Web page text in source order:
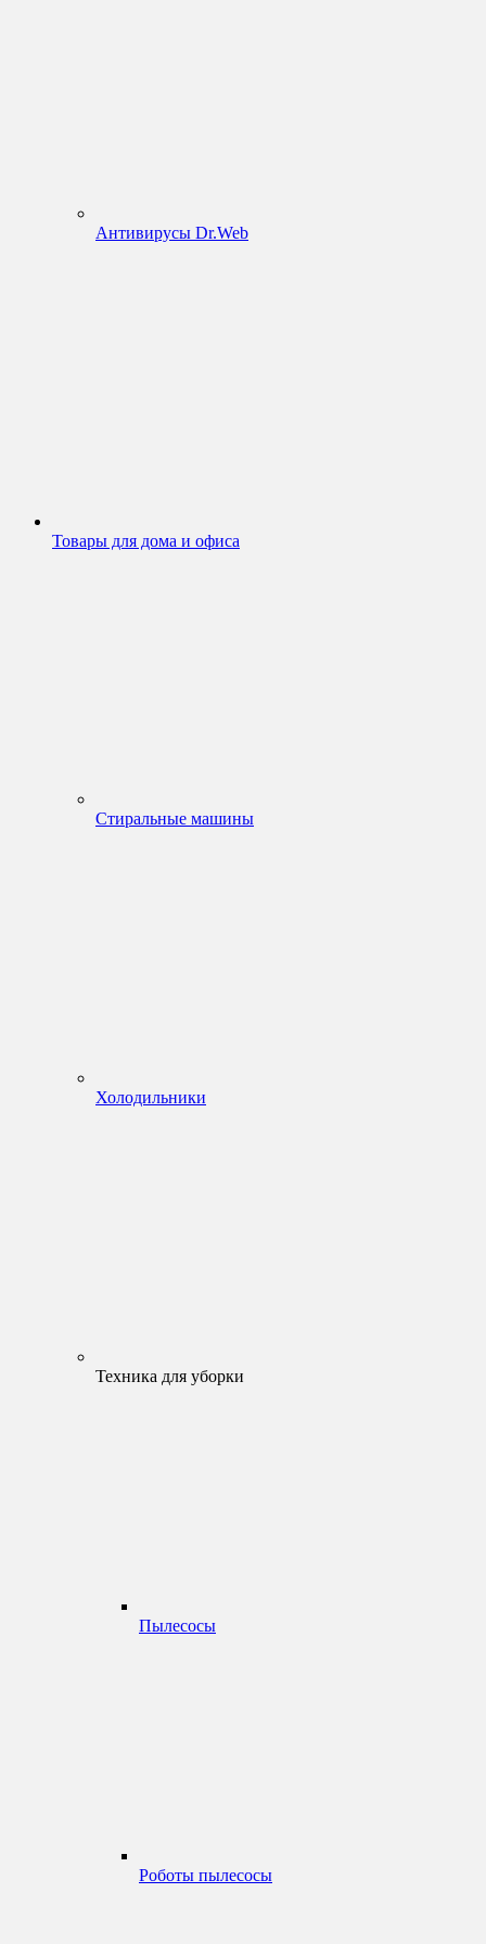
Антивирусы Dr.Web
Товары для дома и офиса
Стиральные машины
Холодильники
Техника для уборки
Пылесосы
Роботы пылесосы